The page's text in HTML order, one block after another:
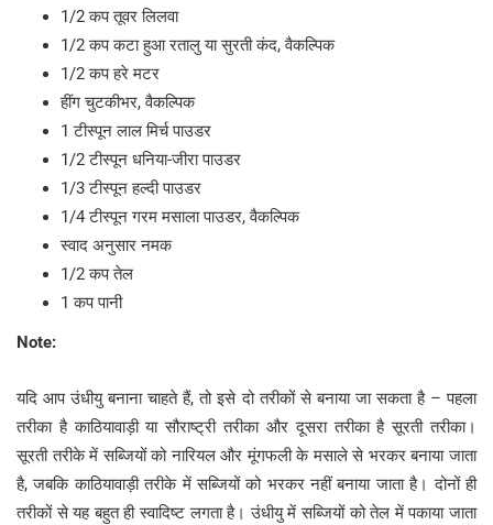
1/2 कप तूवर लिलवा
1/2 कप कटा हुआ रतालु या सुरती कंद, वैकल्पिक
1/2 कप हरे मटर
हींग चुटकीभर, वैकल्पिक
1 टीस्पून लाल मिर्च पाउडर
1/2 टीस्पून धनिया-जीरा पाउडर
1/3 टीस्पून हल्दी पाउडर
1/4 टीस्पून गरम मसाला पाउडर, वैकल्पिक
स्वाद अनुसार नमक
1/2 कप तेल
1 कप पानी
Note:
यदि आप उंधीयु बनाना चाहते हैं, तो इसे दो तरीकों से बनाया जा सकता है – पहला
तरीका है काठियावाड़ी या सौराष्ट्री तरीका और दूसरा तरीका है सूरती तरीका।
सूरती तरीके में सब्जियों को नारियल और मूंगफली के मसाले से भरकर बनाया जाता
है, जबकि काठियावाड़ी तरीके में सब्जियों को भरकर नहीं बनाया जाता है। दोनों ही
तरीकों से यह बहुत ही स्वादिष्ट लगता है। उंधीयु में सब्जियों को तेल में पकाया जाता